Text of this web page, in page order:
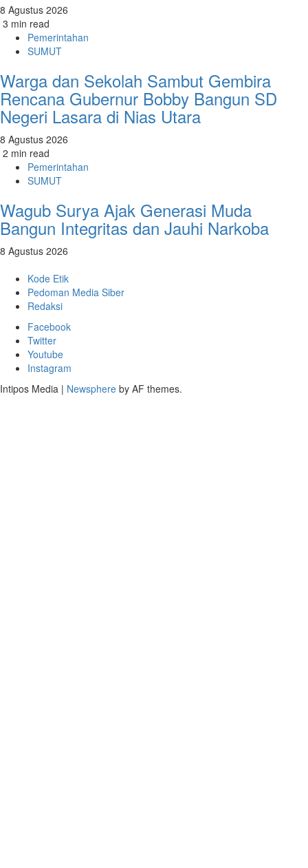
8 Agustus 2026
3 min read
Pemerintahan
SUMUT
Warga dan Sekolah Sambut Gembira
Rencana Gubernur Bobby Bangun SD
Negeri Lasara di Nias Utara
8 Agustus 2026
2 min read
Pemerintahan
SUMUT
Wagub Surya Ajak Generasi Muda
Bangun Integritas dan Jauhi Narkoba
8 Agustus 2026
Kode Etik
Pedoman Media Siber
Redaksi
Facebook
Twitter
Youtube
Instagram
Intipos Media | Newsphere by AF themes.